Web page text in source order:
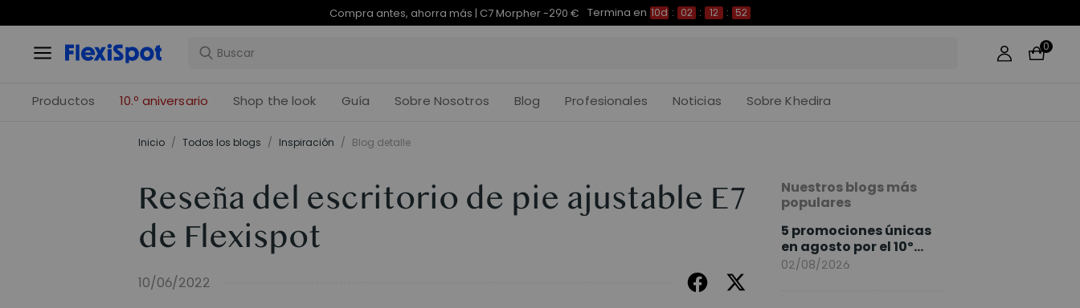
Compra antes, ahorra más | E7 Plus -200 € Termina en 10d : 02 : 12 : 51
0
Productos 10.º aniversario Shop the look Guía Sobre Nosotros Blog Profesionales Noticias Sobre Khedira
Inicio / Todos los blogs / Inspiración / Blog detalle
Reseña del escritorio de pie ajustable E7
de Flexispot
10/06/2022
Nuestros blogs más
populares
5 promociones únicas
en agosto por el 10º
Aniversario de
02/08/2026